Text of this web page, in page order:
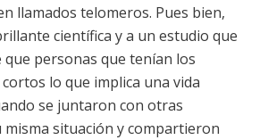
llamados telomeros. Pues bien,
científica y a un estudio que
que personas que tenían los
lo que implica una vida
se juntaron con otras
misma situación y compartieron